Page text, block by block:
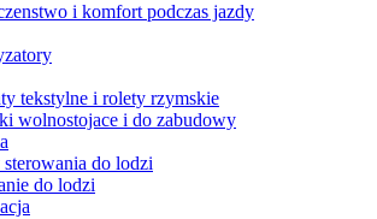
i komfort podczas jazdy
tekstylne i rolety rzymskie
wolnostojace i do zabudowy
do lodzi
do lodzi